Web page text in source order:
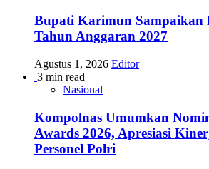
Bupati Karimun Sampaikan
Tahun Anggaran 2027
Agustus 1, 2026 Editor
3 min read
Nasional
Kompolnas Umumkan
Awards 2026, Apresiasi
Personel Polri